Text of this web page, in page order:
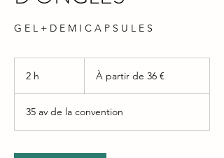
G E L + D E M I C A P S U L E S
2 h
partir
euros
À partir de 36 €
35 av de la convention